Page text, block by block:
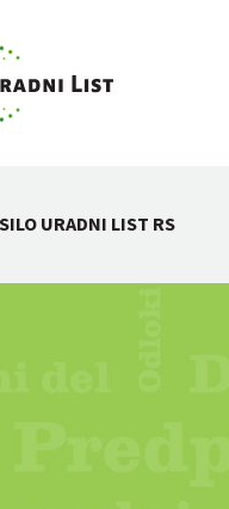
URADNI LIST RS